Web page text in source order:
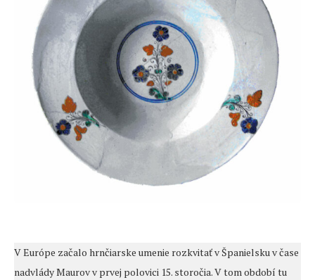
V Európe začalo hrnčiarske umenie rozkvitať v Španielsku v čase
nadvlády Maurov v prvej polovici 15. storočia. V tom období tu